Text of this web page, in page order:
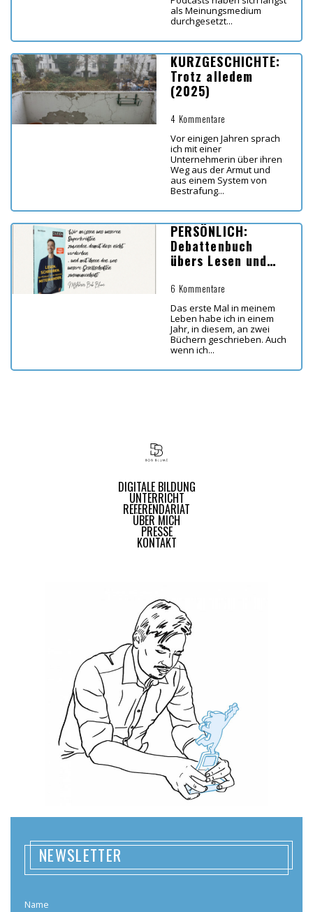
als Meinungsmedium
durchgesetzt...
KURZGESCHICHTE:
Trotz alledem
(2025)
4 Kommentare
Vor einigen Jahren sprach
ich mit einer
Unternehmerin über ihren
Weg aus der Armut und
aus einem System von
Bestrafung...
PERSÖNLICH:
Debattenbuch
übers Lesen und
6 Kommentare
Das erste Mal in meinem
Leben habe ich in einem
Jahr, in diesem, an zwei
Büchern geschrieben. Auch
wenn ich...
DIGITALE BILDUNG
UNTERRICHT
REFERENDARIAT
ÜBER MICH
PRESSE
KONTAKT
NEWSLETTER
Name